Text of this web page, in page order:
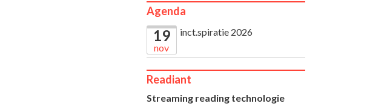
Agenda
19
nov
inct.spiratie 2026
Readiant
Streaming reading technologie